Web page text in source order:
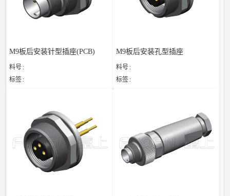
M9板后安装针型插座(PCB)
料号
标签
M9板后安装孔型插座
料号
标签